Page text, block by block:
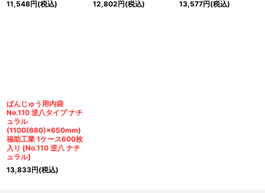
11,548円(税込)
12,802円(税込)
13,577円(税込)
ばんじゅう用内袋
No.110 逆八タイプ ナチ
ュラル
(1100(680)×650mm)
福助工業 1ケース600枚
入り [No.110 逆八 ナチ
ュラル]
13,833円(税込)